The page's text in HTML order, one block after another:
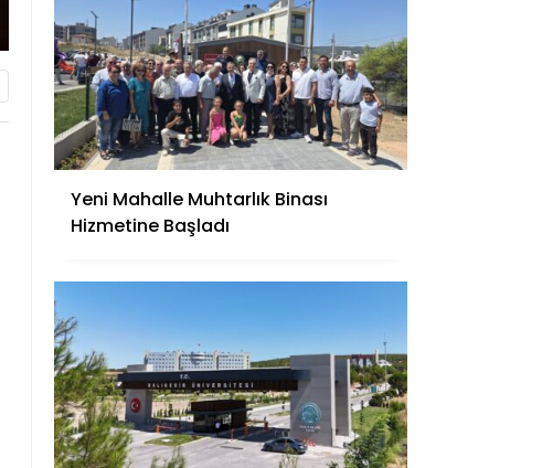
Yeni Mahalle Muhtarlık Binası
Hizmetine Başladı